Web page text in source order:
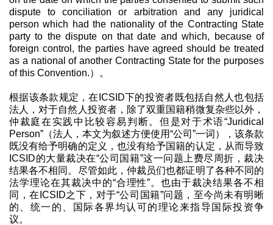
dispute to conciliation or arbitration and any juridical
person which had the nationality of the Contracting State
party to the dispute on that date and which, because of
foreign control, the parties have agreed should be treated
as a national of another Contracting State for the purposes
of this Convention.）。
根据该条款规定，在ICSID下的投资者既包括自然人也包括
法人，对于自然人投资者，除了双重国籍稍微复杂些以外，
仲裁庭在实践中比较容易判断。但是对于术语“Juridical
Person”（法人，本文为叙述方便使用“公司”一词），该条款
既没有给予明确的定义，也没有给予国籍的认定，从而导致
ICSID的大量裁决在“公司国籍”这一问题上费尽周折，裁决
结果各不相同。尽管如此，仲裁员们也都证明了各种不同的
法学理论在其裁决中的“合理性”。也由于裁决结果各不相
同，在ICSID之下，对于“公司国籍”问题，至今尚未有明晰
的、统一的、国际各界均认可的理论来指导国际投资争
议。